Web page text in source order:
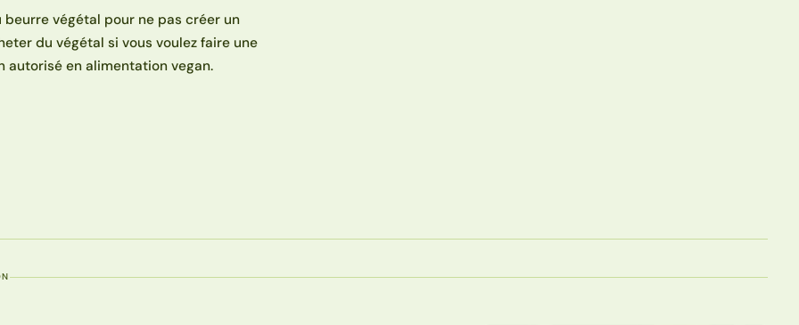
végétal pour ne pas créer un
du végétal si vous voulez faire une
autorisé en alimentation vegan.